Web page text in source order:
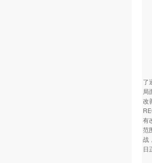
了
局
改
有
范
战
日